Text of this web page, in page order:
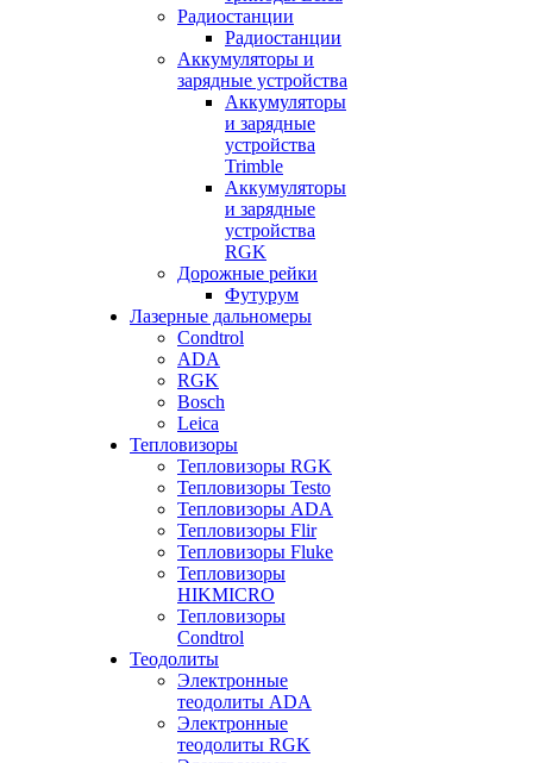
Радиостанции
Радиостанции
Аккумуляторы и
зарядные устройства
Аккумуляторы
и зарядные
устройства
Trimble
Аккумуляторы
и зарядные
устройства
RGK
Дорожные рейки
Футурум
Лазерные дальномеры
Condtrol
ADA
RGK
Bosch
Leica
Тепловизоры
Тепловизоры RGK
Тепловизоры Testo
Тепловизоры ADA
Тепловизоры Flir
Тепловизоры Fluke
Тепловизоры
HIKMICRO
Тепловизоры
Condtrol
Теодолиты
Электронные
теодолиты ADA
Электронные
теодолиты RGK